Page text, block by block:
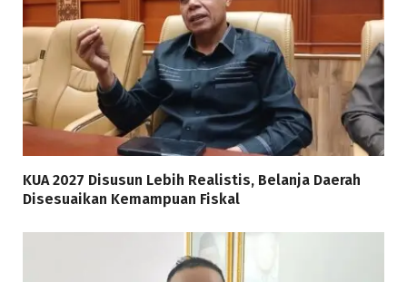
KUA 2027 Disusun Lebih Realistis, Belanja Daerah
Disesuaikan Kemampuan Fiskal